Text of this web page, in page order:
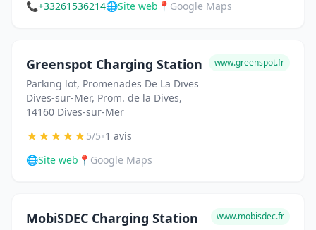
📞+33261536214🌐Site web 📍 Google Maps
Greenspot Charging Station
Parking lot, Promenades De La Dives
Dives-sur-Mer, Prom. de la Dives,
14160 Dives-sur-Mer
www.greenspot.fr
★★★★★5/5•1 avis
🌐Site web 📍 Google Maps
MobiSDEC Charging Station www.mobisdec.fr